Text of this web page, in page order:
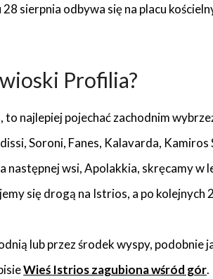
sierpnia odbywa się na placu
Profilia?
to najlepiej pojechać zachodnim
Soroni, Fanes, Kalavarda, Kamiros
następnej wsi, Apolakkia, skręcamy w
się drogą na Istrios, a po kolejnych
lub przez środek wyspy, podobnie
Wieś Istrios zagubiona wśród gór.